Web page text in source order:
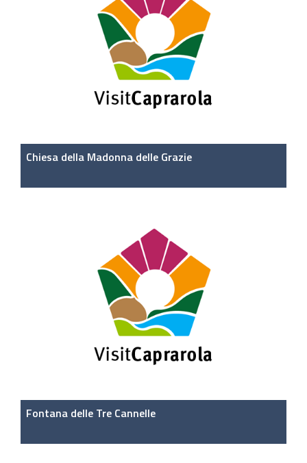
Chiesa della Madonna delle Grazie
Fontana delle Tre Cannelle